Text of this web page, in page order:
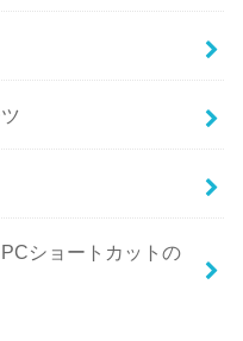
ショートカットの